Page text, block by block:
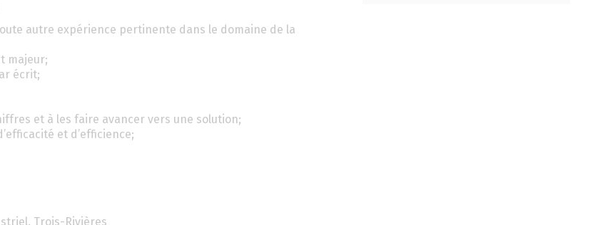
autre expérience pertinente dans le domaine de la
majeur;
écrit;
et à les faire avancer vers une solution;
et d’efficience;
Trois-Rivières